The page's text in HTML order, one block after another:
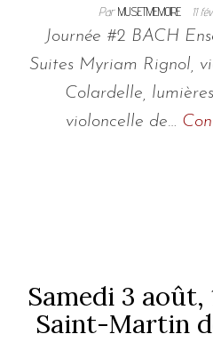
ParMUSETMEMOIRE 11
Journée #2 BACH
Suites Myriam Rignol,
Colardelle,
violoncelle de…
Samedi 3 août,
Saint-Martin